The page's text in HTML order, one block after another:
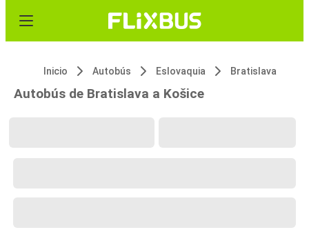
Inicio Autobús Eslovaquia Bratislava
Autobús de Bratislava a Košice